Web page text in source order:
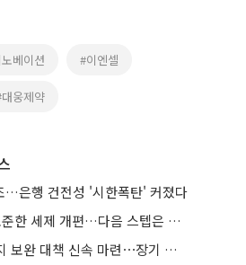
베이션 #이엔셀
웅제약
…은행 건전성 '시한폭탄' 커졌다
‘비거주 1주택자’ 정조준한 세제 개편…다음 스텝은 금융 대책
李 “삼전닉스 레버리지 보완 대책 신속 마련⋯장기 채무 과감히 탕감”